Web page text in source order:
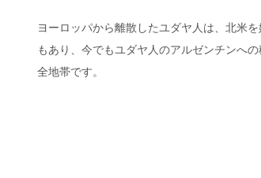
ヨーロッパから離散したユダヤ人は、北米
もあり、今でもユダヤ人のアルゼンチンへ
全地帯です。